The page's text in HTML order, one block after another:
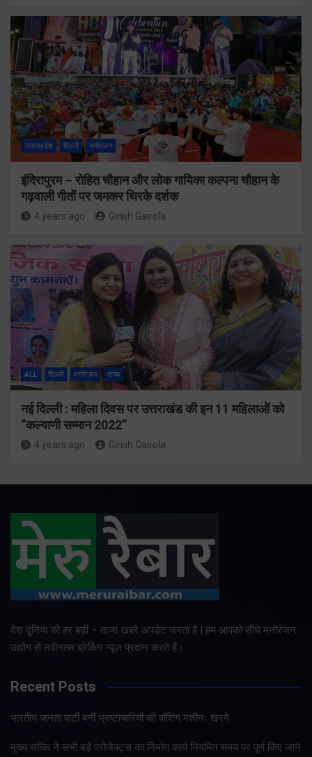
उत्तरप्रदेश दिल्ली मनोरंजन
इंदिरापुरम – रोहित चौहान और लोक गायिका कल्पना चौहान के
गढ़वाली गीतों पर जमकर थिरके दर्शक
4 years ago Girish Gairola
ALL दिल्ली मनोरंजन राज्य
नई दिल्ली : महिला दिवस पर उत्तराखंड की इन 11 महिलाओं को
“कल्याणी सम्मान 2022”
4 years ago Girish Gairola
देश दुनिया की हर बड़ी – ताजा खबरे अपडेट करता है | हम आपको सीधे मनोरंजन
उद्योग से नवीनतम ब्रेकिंग न्यूज प्रदान करते हैं।
Recent Posts
भारतीय जनता पार्टी बनीं भ्रष्टाचारियों की वॉशिंग मशीनः खरगे
मुख्य सचिव ने सभी बड़े प्रोजेक्ट्स का निर्माण कार्य नियमित समय पर पूर्ण किए जाने